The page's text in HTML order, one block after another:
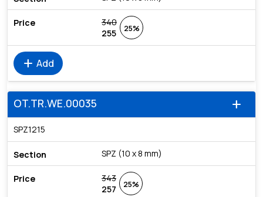
340
255
25%
add Add
add
OT.TR.WE.00035
SPZ1215
SPZ (10 x 8 mm)
343
257
25%